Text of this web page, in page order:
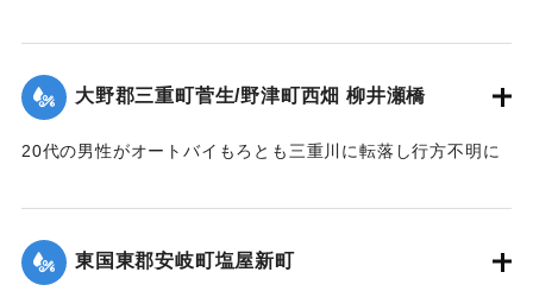
昭和三十六年十月二十六日 前日来の小雨は正午頃に至り急
速に雨勢を増し、
され橋という橋は流失し
二三棟、床上浸水三一九戸、床下浸水五一八戸、牛馬の流失
一一頭、豚鶏二四〇〇余
大野郡三重町菅生/野津町西畑 柳井瀬橋
20代の男性がオートバイもろとも三重川に転落し行方不明に
となって発見された。
【出典：大分合同新聞 1961年10月28日朝刊5面】
東国東郡安岐町塩屋新町